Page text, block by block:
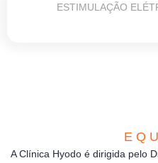
ESTIMULAÇÃO
A Clínica Hyodo é dirigida pelo